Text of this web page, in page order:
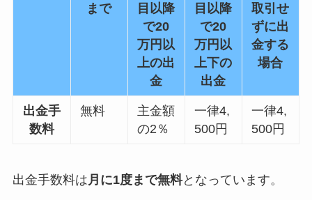
まで
目以降
で20
万円以
上の出
金
目以降
で20
万円以
上下の
出金
取引せ
ずに出
金する
場合
出金手
数料
無料
主金額
の2％
一律4,
500円
一律4,
500円
出金手数料は月に1度まで無料となっています。